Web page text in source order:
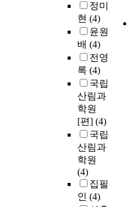
정미
현 (4)
윤원
배 (4)
전영
록 (4)
국립
산림과
학원
[편] (4)
국립
산림과
학원
(4)
집필
인 (4)